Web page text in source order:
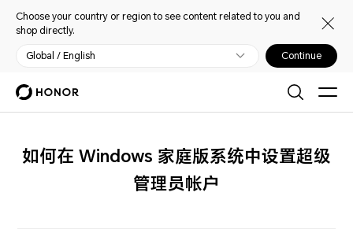
Choose your country or region to see content related to you and
shop directly.
Global / English Continue
如何在 Windows 家庭版系统中设置超级
管理员帐户